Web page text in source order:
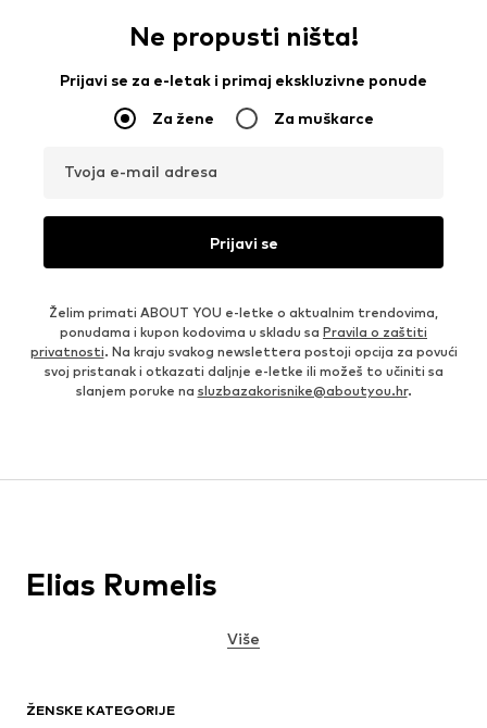
Ne propusti ništa!
Prijavi se za e-letak i primaj ekskluzivne ponude
Za žene Za muškarce
Tvoja e-mail adresa
Prijavi se
Želim primati ABOUT YOU e-letke o aktualnim trendovima,
ponudama i kupon kodovima u skladu sa Pravila o zaštiti
privatnosti. Na kraju svakog newslettera postoji opcija za povući
svoj pristanak i otkazati daljnje e-letke ili možeš to učiniti sa
slanjem poruke na sluzbazakorisnike@aboutyou.hr.
ŽENSKE KATEGORIJE
Elias Rumelis
Više